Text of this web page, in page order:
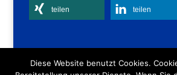
teilen teilen
Diese Website benutzt Cookies.